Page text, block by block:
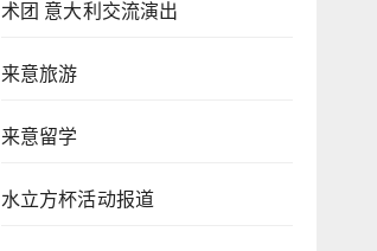
术团 意大利交流演出
来意旅游
来意留学
水立方杯活动报道